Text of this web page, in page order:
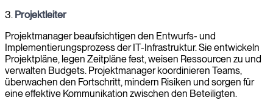
3. Projektleiter
Projektmanager beaufsichtigen den Entwurfs- und
Implementierungsprozess der IT-Infrastruktur. Sie entwickeln
Projektpläne, legen Zeitpläne fest, weisen Ressourcen zu und
verwalten Budgets. Projektmanager koordinieren Teams,
überwachen den Fortschritt, mindern Risiken und sorgen für
eine effektive Kommunikation zwischen den Beteiligten.